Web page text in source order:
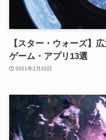
【スター・ウォーズ】
ゲーム・アプリ13選
2021年2月22日